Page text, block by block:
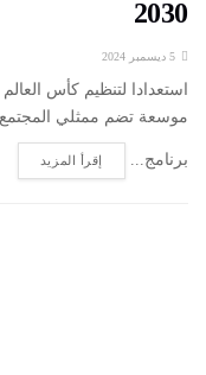
2030
موسعة تضم ممثلي المجتمع
برنامج... إقرأ المزيد